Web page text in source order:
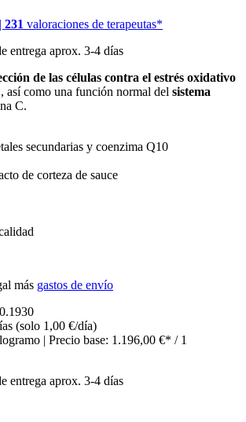
| 231 valoraciones de terapeutas*
entrega aprox. 3-4 días
de las células contra el estrés oxidativo
así como una función normal del sistema
C.
secundarias y coenzima Q10
de corteza de sauce
más gastos de envío
(solo 1,00 €/día)
| Precio base: 1.196,00 €* / 1
entrega aprox. 3-4 días